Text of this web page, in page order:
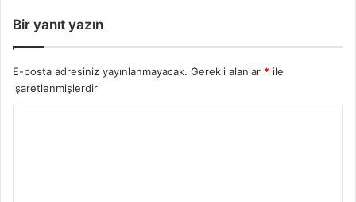
Bir yanıt yazın
E-posta adresiniz yayınlanmayacak. Gerekli alanlar * ile
işaretlenmişlerdir